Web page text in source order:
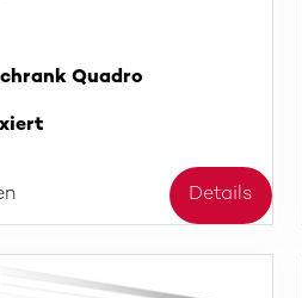
Quadro
Details